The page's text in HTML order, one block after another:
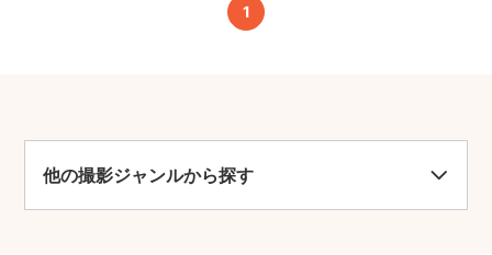
1
他の撮影ジャンルから探す